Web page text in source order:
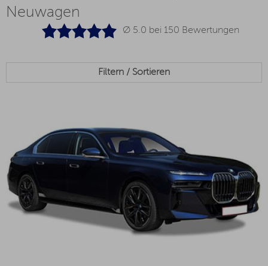
Neuwagen
Ø 5.0 bei 150 Bewertungen
Filtern / Sortieren